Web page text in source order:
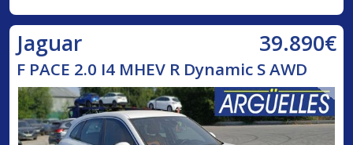
Jaguar 39.890€
F PACE 2.0 I4 MHEV R Dynamic S AWD